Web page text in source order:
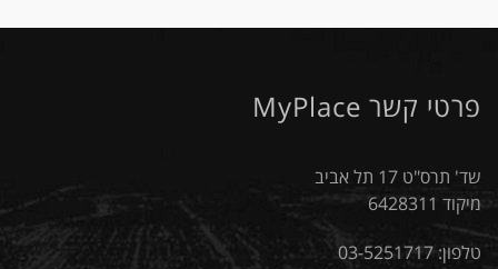
פרטי קשר MyPlace
שד' תרס"ט 17 תל אביב
מיקוד 6428311
טלפון: 03-5251717